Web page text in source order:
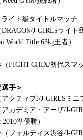
イト級タイトルマッチ
J-GIRLSライ
World Title 63kg王者）
（FIGHT CHIX/初代スマ
選手＞
アクティブJ/J-GIRLSミニ
カデミア・アーザ/J-
2010準優勝）
（フォルティス渋谷/J-